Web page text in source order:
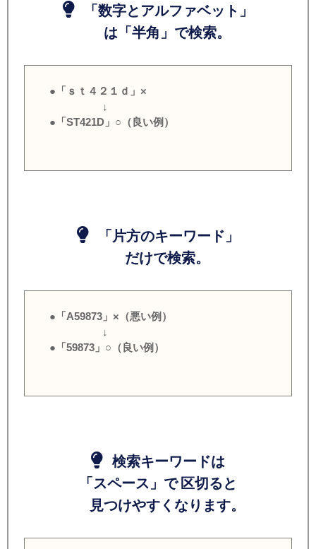
「数字とアルファベット」
は「半角」で検索。
●「ｓｔ４２１ｄ」×
↓
●「ST421D」○（良い例）
「片方のキーワード」
だけで検索。
●「A59873」×（悪い例）
↓
●「59873」○（良い例）
検索キーワードは
「スペース」で 区切ると
見つけやすくなります。